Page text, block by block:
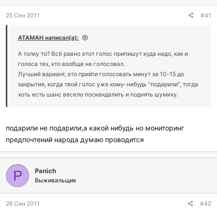
м
ы
а
25 Сен 2011 #41
ATAMAH написал(а):
А толку то? Всё равно этот голос припишут куда надо, как и
голоса тех, кто вообще не голосовал.
Лучший вариант, это прийти голосовать минут за 10-15 до
закрытия, когда твой голос уже кому-нибудь "подарили", тогда
хоть есть шанс весело поскандалить и поднять шумиху.
подарили не подарили,а какой нибудь но мониторинг
предпочтений народа думаю проводится
P Panich
Выживальщик
26 Сен 2011 #42